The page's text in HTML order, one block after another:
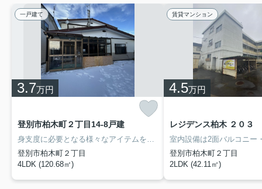
一戸建て
3.7万円
登別市柏木町２丁目14-8戸建
登別市柏木町２丁目
4LDK (120.68㎡)
賃貸マンション
4.5万円
レジデンス柏木 ２０３
登別市柏木町２丁目
2LDK (42.11㎡)